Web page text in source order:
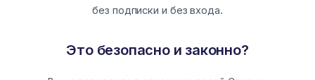
без подписки и без входа.
Это безопасно и законно?